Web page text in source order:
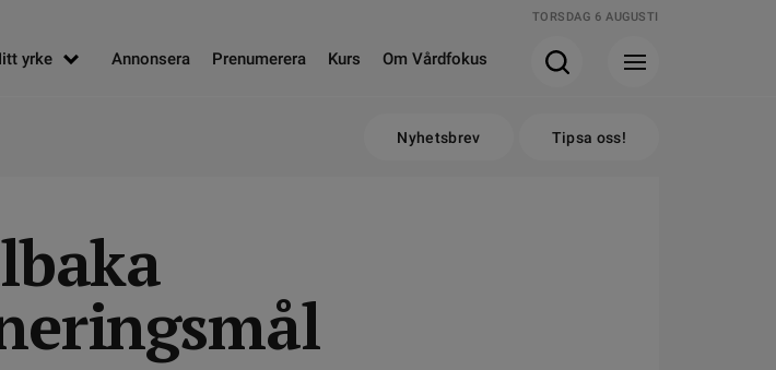
TORSDAG 6 AUGUSTI
yrke Annonsera Prenumerera Kurs Om Vårdfokus
Nyhetsbrev Tipsa oss!